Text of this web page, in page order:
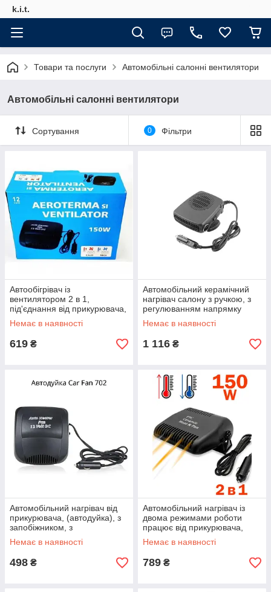
k.i.t.
Товари та послуги Автомобільні салонні вентилятори
Автомобільні салонні вентилятори
Сортування 0 Фільтри
Автообігрівач із
вентилятором 2 в 1,
під'єднання від прикурювача,
компактний, потужністю 150
Вт. XPRO
Немає в наявності
619 ₴
Автомобільний керамічний
нагрівач салону з ручкою, з
регулюванням напрямку
обдування, захистом від
перегрівання, потужністю 200
Немає в наявності
1 116 ₴
Автомобільний нагрівач від
прикурювача, (автодуйка), з
запобіжником, з
регулюванням напрямку
Немає в наявності
498 ₴
Автомобільний нагрівач із
двома режимами роботи
працює від прикурювача,
потужністю 150 Вт. XPRO
Немає в наявності
789 ₴